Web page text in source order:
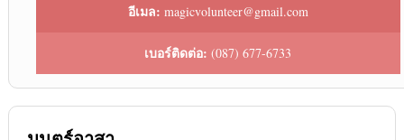
อีเมล: magicvolunteer@gmail.com
เบอร์ติดต่อ: (087) 677-6733